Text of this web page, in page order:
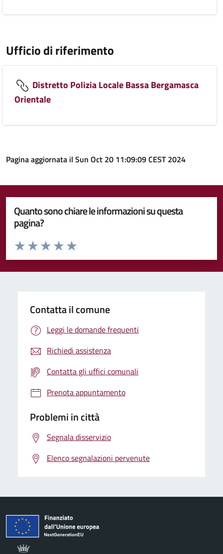
Ufficio di riferimento
Distretto Polizia Locale Bassa Bergamasca
Orientale
Pagina aggiornata il Sun Oct 20 11:09:09 CEST 2024
Quanto sono chiare le informazioni su questa
pagina?
Valuta da 1 a 5 stelle la pagina
Valuta 5 stelle su 5
Valuta 4 stelle su 5
Valuta 3 stelle su 5
Valuta 2 stelle su 5
Valuta 1 stelle su 5
Contatta il comune
Leggi le domande frequenti
Richiedi assistenza
Contatta gli uffici comunali
Prenota appuntamento
Problemi in città
Segnala disservizio
Elenco segnalazioni pervenute